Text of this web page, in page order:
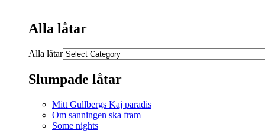
Alla låtar
Alla låtar
Slumpade låtar
Mitt Gullbergs Kaj paradis
Om sanningen ska fram
Some nights